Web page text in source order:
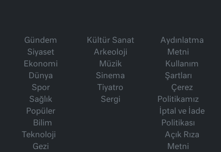
Gündem
Siyaset
Ekonomi
Dünya
Spor
Sağlık
Popüler
Bilim
Teknoloji
Gezi
Kültür Sanat
Arkeoloji
Müzik
Sinema
Tiyatro
Sergi
Aydınlatma
Metni
Kullanım
Şartları
Çerez
Politikamız
İptal ve İade
Politikası
Açık Rıza
Metni